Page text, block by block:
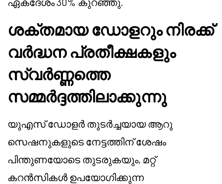
ശക്തമായ ഡോളറും നിരക്ക്
വർദ്ധന പ്രതീക്ഷകളും
സ്വർണ്ണത്തെ
സമ്മർദ്ദത്തിലാക്കുന്നു
യുഎസ് ഡോളർ തുടർച്ചയായ ആറു
സെഷനുകളുടെ നേട്ടത്തിന് ശേഷം
പിന്തുണയോടെ തുടരുകയും, മറ്റ്
കറൻസികൾ ഉപയോഗിക്കുന്ന